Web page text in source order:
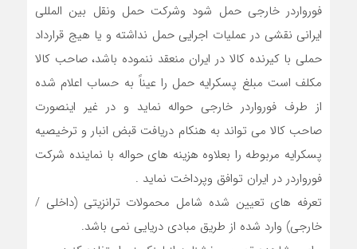
فورواردر خارجى حمل شود وشركت حمل ونقل بين المللى
ايرانى نقشى در عمليات اجرايى حمل نداشته و يا هيج قرارداد
حملى با كيرنده كالا در ايران منعقد ننموده باشد، صاحب كالا
مكلف است مبلغ پسكرايه حمل را عيناً به حساب اعلام شده
از طرف فورواردر خارجى حواله نمايد و در غير اينصورت
صاحب كالا مى تواند به هنكام دريافت قبض انبار و ترخيصيه
پسكرايه مربوطه را بعلاوه هزينه های حواله با نماينده شركت
فورواردر در ايران توافق وپرداخت نمايد .
تعرفه های تعيين شده شامل محمولات ترانزیتی (داخلی /
خارجی) وارد شده از طريق مبادی دريایى نمى باشد.